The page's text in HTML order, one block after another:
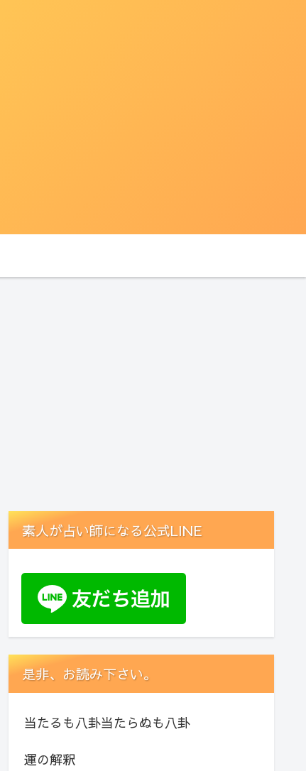
素人が占い師になる公式LINE
是非、お読み下さい。
当たるも八卦当たらぬも八卦
運の解釈